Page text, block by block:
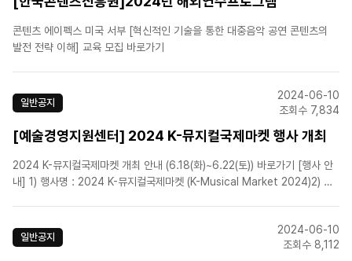
콘텐츠 에이펙스 미국 서부 [혁신적인 기술을 통한 대중음악 공연 콘텐츠의
발전 전략 이해] 교육 모집 바로가기
일반공지
2024-06-10
조회수 7,834
[예술경영지원센터] 2024 K-뮤지컬국제마켓 행사 개최
2024 K-뮤지컬국제마켓 개최 안내 (6.18(화)~6.22(토)) 바로가기 [행사 안
내] 1) 행사명 : 2024 K-뮤지컬국제마켓 (K-Musical Market 2024)2) 주
일반공지
2024-06-10
조회수 8,112